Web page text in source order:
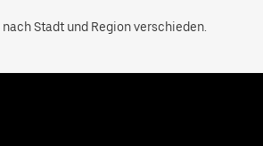
Stadt und Region verschieden.